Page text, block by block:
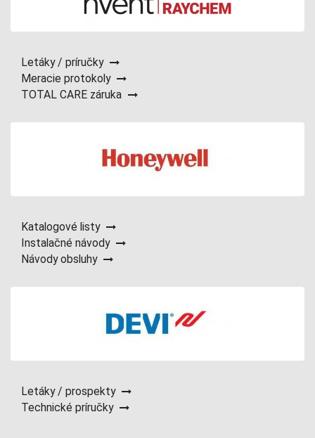
Letáky / príručky
Meracie protokoly
TOTAL CARE záruka
Katalogové listy
Instalačné návody
Návody obsluhy
Letáky / prospekty
Technické príručky